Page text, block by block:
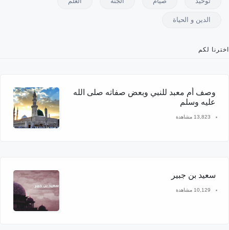
الدين و الحياة
اخترنا لكم
وصف أم معبد للنبي وبعض صفاته صلى الله
عليه وسلم
13,823 مشاهدة
سعيد بن جبير
10,129 مشاهدة